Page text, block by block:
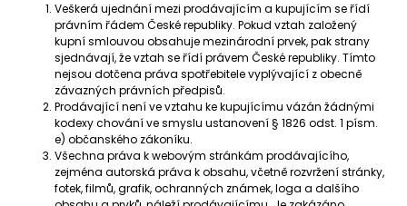
Veškerá ujednání mezi prodávajícím a kupujícím se řídí
právním řádem České republiky. Pokud vztah založený
kupní smlouvou obsahuje mezinárodní prvek, pak strany
sjednávají, že vztah se řídí právem České republiky. Tímto
nejsou dotčena práva spotřebitele vyplývající z obecně
závazných právních předpisů.
Prodávající není ve vztahu ke kupujícímu vázán žádnými
kodexy chování ve smyslu ustanovení § 1826 odst. 1 písm.
e) občanského zákoníku.
Všechna práva k webovým stránkám prodávajícího,
zejména autorská práva k obsahu, včetně rozvržení stránky,
fotek, filmů, grafik, ochranných známek, loga a dalšího